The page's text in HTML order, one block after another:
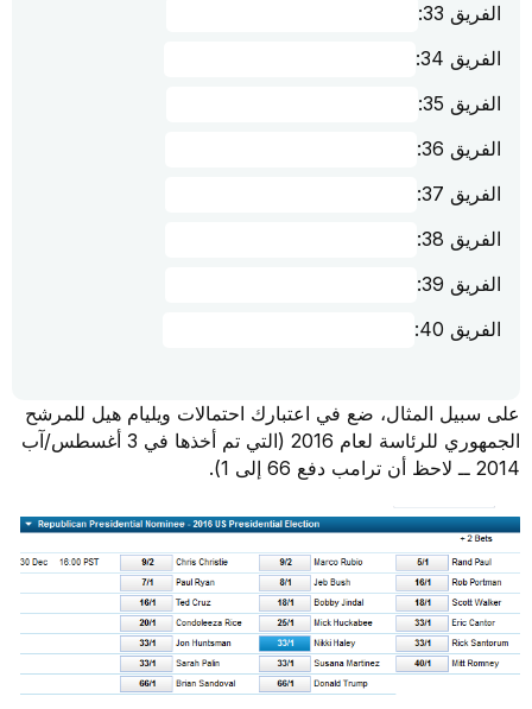
الفريق 33:
الفريق 34:
الفريق 35:
الفريق 36:
الفريق 37:
الفريق 38:
الفريق 39:
الفريق 40:
على سبيل المثال، ضع في اعتبارك احتمالات ويليام هيل للمرشح
الجمهوري للرئاسة لعام 2016 (التي تم أخذها في 3 أغسطس/آب
2014 ــ لاحظ أن ترامب دفع 66 إلى 1).